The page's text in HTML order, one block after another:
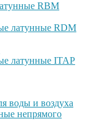
RBM
латунные RDM
латунные ITAP
воды и воздуха
непрямого